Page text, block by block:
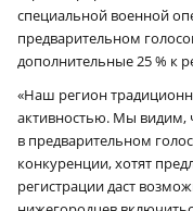
специальной военной
предварительном
дополнительные 25 % к
«Наш регион
активностью. Мы видим,
в предварительном
конкуренции, хотят
регистрации даст